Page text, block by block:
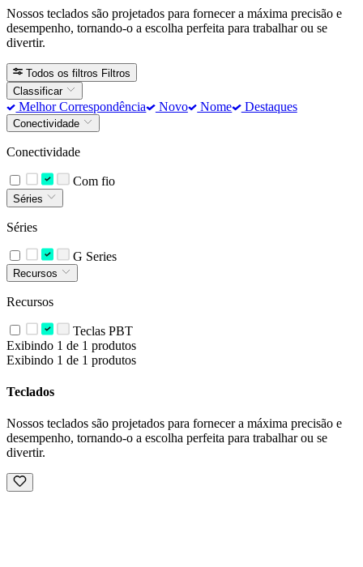
Nossos teclados são projetados para fornecer a máxima precisão e
desempenho, tornando-o a escolha perfeita para trabalhar ou se
divertir.
Todos os filtros Filtros
Classificar
Melhor Correspondência Novo Nome Destaques
Conectividade
Conectividade
Com fio
Séries
Séries
G Series
Recursos
Recursos
Teclas PBT
Exibindo 1 de 1 produtos
Exibindo 1 de 1 produtos
Teclados
Nossos teclados são projetados para fornecer a máxima precisão e
desempenho, tornando-o a escolha perfeita para trabalhar ou se
divertir.